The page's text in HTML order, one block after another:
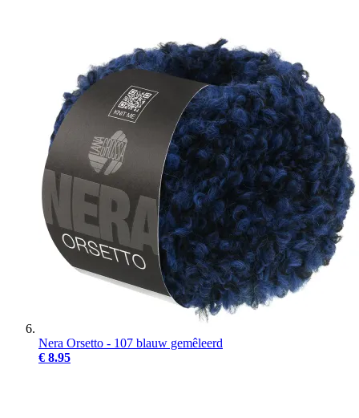
Nera Orsetto - 107 blauw gemêleerd
€ 8.95